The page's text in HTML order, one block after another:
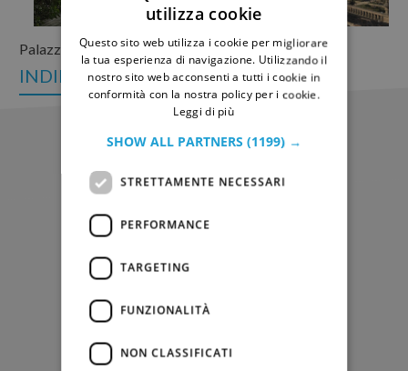
Palazzo Butera
INDIETRO
Altre News
GERMAN
utilizza cookie
Questo sito web utilizza i cookie per migliorare
la tua esperienza di navigazione. Utilizzando il
nostro sito web acconsenti a tutti i cookie in
conformità con la nostra policy per i cookie.
Leggi di più
SHOW ALL PARTNERS (1199) →
STRETTAMENTE NECESSARI
PERFORMANCE
TARGETING
FUNZIONALITÀ
NON CLASSIFICATI